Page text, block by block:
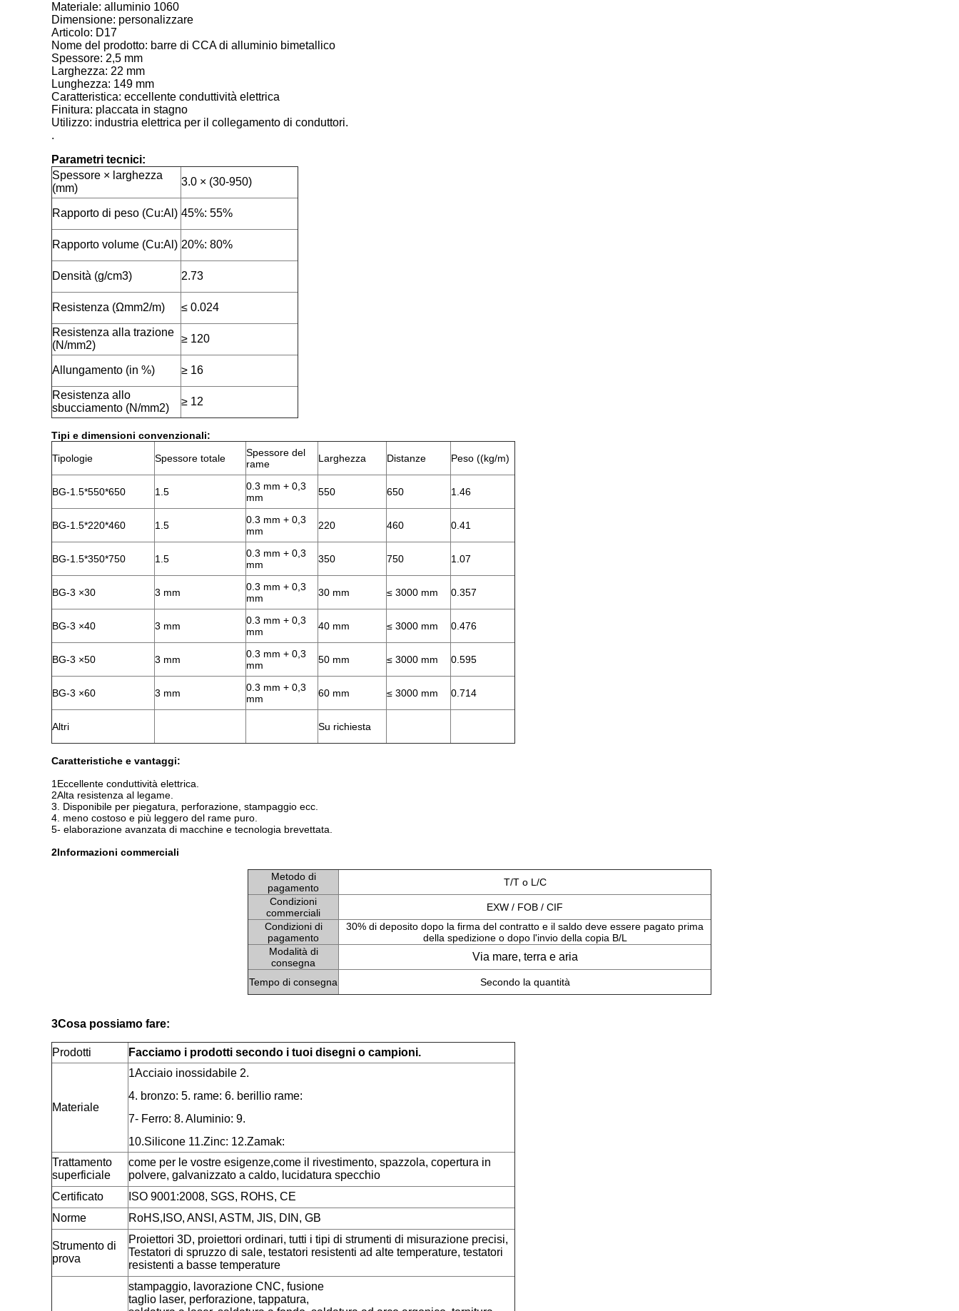
Materiale: alluminio 1060
Dimensione: personalizzare
Articolo: D17
Nome del prodotto: barre di CCA di alluminio bimetallico
Spessore: 2,5 mm
Larghezza: 22 mm
Lunghezza: 149 mm
Caratteristica: eccellente conduttività elettrica
Finitura: placcata in stagno
Utilizzo: industria elettrica per il collegamento di conduttori.
.
Parametri tecnici:
Spessore × larghezza
(mm)
3.0 × (30-950)
Rapporto di peso (Cu:Al) 45%: 55%
Rapporto volume (Cu:Al) 20%: 80%
Densità (g/cm3) 2.73
Resistenza (Ωmm2/m) ≤ 0.024
Resistenza alla trazione
(N/mm2)
≥ 120
Allungamento (in %) ≥ 16
Resistenza allo
sbucciamento (N/mm2)
≥ 12
Tipi e dimensioni convenzionali:
Tipologie
Spessore totale
Spessore del
rame
Larghezza Distanze Peso ((kg/m)
BG-1.5*550*650 1.5
0.3 mm + 0,3
mm
550 650 1.46
BG-1.5*220*460 1.5
0.3 mm + 0,3
mm
220 460 0.41
BG-1.5*350*750 1.5
0.3 mm + 0,3
mm
350 750 1.07
BG-3 ×30 3 mm
0.3 mm + 0,3
mm
30 mm ≤ 3000 mm 0.357
BG-3 ×40 3 mm
0.3 mm + 0,3
mm
40 mm ≤ 3000 mm 0.476
BG-3 ×50 3 mm
0.3 mm + 0,3
mm
50 mm ≤ 3000 mm 0.595
BG-3 ×60 3 mm
0.3 mm + 0,3
mm
60 mm ≤ 3000 mm 0.714
Altri Su richiesta
Caratteristiche e vantaggi:
1Eccellente conduttività elettrica.
2Alta resistenza al legame.
3. Disponibile per piegatura, perforazione, stampaggio ecc.
4. meno costoso e più leggero del rame puro.
5- elaborazione avanzata di macchine e tecnologia brevettata.
2Informazioni commerciali
Metodo di
pagamento
T/T o L/C
Condizioni
commerciali
EXW / FOB / CIF
Condizioni di
pagamento
30% di deposito dopo la firma del contratto e il saldo deve essere pagato prima
della spedizione o dopo l'invio della copia B/L
Modalità di
consegna
Via mare, terra e aria
Tempo di consegna Secondo la quantità
3Cosa possiamo fare:
Prodotti Facciamo i prodotti secondo i tuoi disegni o campioni.
Materiale
1Acciaio inossidabile 2.
4. bronzo: 5. rame: 6. berillio rame:
7- Ferro: 8. Aluminio: 9.
10.Silicone 11.Zinc: 12.Zamak:
Trattamento
superficiale
come per le vostre esigenze,come il rivestimento, spazzola, copertura in
polvere, galvanizzato a caldo, lucidatura specchio
Certificato
ISO 9001:2008, SGS, ROHS, CE
Norme
RoHS,ISO, ANSI, ASTM, JIS, DIN, GB
Strumento di
prova
Proiettori 3D, proiettori ordinari, tutti i tipi di strumenti di misurazione precisi,
Testatori di spruzzo di sale, testatori resistenti ad alte temperature, testatori
resistenti a basse temperature
stampaggio, lavorazione CNC, fusione
taglio laser, perforazione, tappatura,